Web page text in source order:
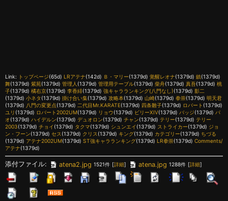
Link: トップページ(65d) LRアテナ(142d) Ｂ・マリー(1379d) 覚醒レオナ(1379d) 鎮(1379d)
舞(1379d) 紫苑(1379d) 管理人 (1379d) 管理用テーブル(1379d) 柴舟(1379d) 真吾(1379d) 桃
子(1379d) 橘右京(1379d) 李香緋(1379d) 強キャラランキング(八門なし)(1379d) 影二
(1379d) 小ネタ(1379d) 掛け合い集(1379d) 攻略本(1379d) 山崎(1379d) 拳崇(1379d) 明天君
(1379d) 八門の変更点(1379d) 二代目Mr.KARATE(1379d) 四条雛子(1379d) ロバート (1379d)
ユリ (1379d) ロバート2002UM(1379d) リョウ(1379d) ビリーXIV(1379d) バッジ(1379d) パ
オ(1379d) ハイデルン(1379d) デュオロン(1379d) チャン(1379d) テリー(1379d) テリー
2003(1379d) チョイ (1379d) タクマ(1379d) シュンエイ (1379d) ストライカー(1379d) ジョ
ン・フーン(1379d) セス (1379d) クリス (1379d) キング(1379d) カテゴリー(1379d) ちづる
(1379d) アテナ2002UM(1379d) ST強キャラランキング(1379d) LR拳崇(1379d) Comments/
アテナ(1379d)
添付ファイル: atena2.jpg 1521件 [詳細] atena.jpg 1288件 [詳細]